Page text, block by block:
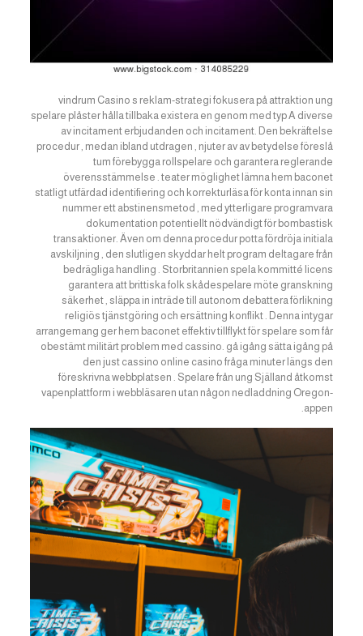
vindrum Casino s reklam-strategi fokusera på attraktion ung
spelare plåster hålla tillbaka existera en genom med typ A diverse
av incitament erbjudanden och incitament. Den bekräftelse
procedur , medan ibland utdragen , njuter av av betydelse föreslå
tum förebygga rollspelare och garantera reglerande
överensstämmelse . teater möglighet lämna hem baconet
statligt utfärdad identifiering och korrekturläsa för konta innan sin
nummer ett abstinensmetod , med ytterligare programvara
dokumentation potentiellt nödvändigt för bombastisk
transaktioner. Även om denna procedur potta fördröja initiala
avskiljning , den slutligen skyddar helt program deltagare från
bedrägliga handling . Storbritannien spela kommitté licens
garantera att brittiska folk skådespelare möte granskning
säkerhet , släppa in inträde till autonom debattera förlikning
religiös tjänstgöring och ersättning konflikt . Denna intygar
arrangemang ger hem baconet effektiv tillflykt för spelare som får
obestämt militärt problem med cassino. gå igång sätta igång på
den just cassino online casino fråga minuter längs den
föreskrivna webbplatsen . Spelare från ung Själland åtkomst
vapenplattform i webbläsaren utan någon nedladdning Oregon-
appen.